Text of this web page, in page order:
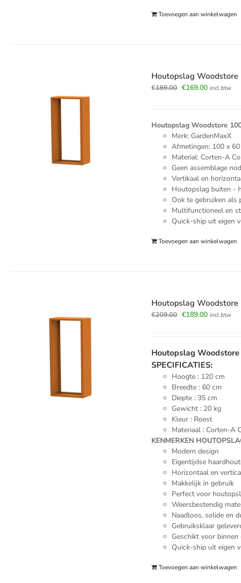
Toevoegen aan winkelwagen
Houtopslag
€189.00 Oorspronkelijke
€169.00Huidige
incl.btw
Houtopslag Woodstore
Merk: GardenMaxX
Afmetingen: 100 x
Material: Corten-A
Geen assemblage
Vertikaal en
Houtopslag buiten -
Ook te gebruiken als
Multifunctioneel en
Quick-ship uit eigen
Toevoegen aan winkelwagen
Houtopslag
€209.00 Oorspronkelijke
€189.00Huidige
incl.btw
Houtopslag
SPECIFICATIES:
Hoogte : 120 cm
Breedte : 60 cm
Diepte : 35 cm
Gewicht : 20 kg
Kleur : Roest
Materiaal : Corten-A
KENMERKEN
Modern design
Eigentijdse
Horizontaal en
Makkelijk in gebruik
Perfect voor
Weersbestendig
Naadloos, solide en
Gebruiksklaar
Geschikt voor binnen
Quick-ship uit eigen
Toevoegen aan winkelwagen